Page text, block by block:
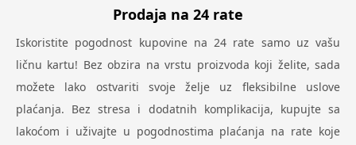
Prodaja na 24 rate
Iskoristite pogodnost kupovine na 24 rate samo uz vašu
ličnu kartu! Bez obzira na vrstu proizvoda koji želite, sada
možete lako ostvariti svoje želje uz fleksibilne uslove
plaćanja. Bez stresa i dodatnih komplikacija, kupujte sa
lakoćom i uživajte u pogodnostima plaćanja na rate koje